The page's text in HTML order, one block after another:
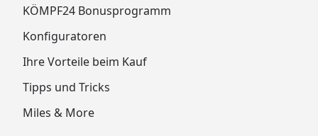
KÖMPF24 Bonusprogramm
Konfiguratoren
Ihre Vorteile beim Kauf
Tipps und Tricks
Miles & More